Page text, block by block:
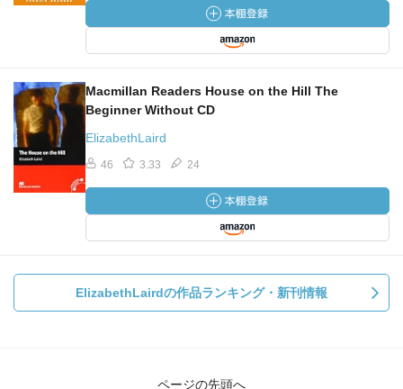
Macmillan Readers House on the Hill The
Beginner Without CD
ElizabethLaird
46 3.33 24
ElizabethLairdの作品ランキング・新刊情報
ページの先頭へ